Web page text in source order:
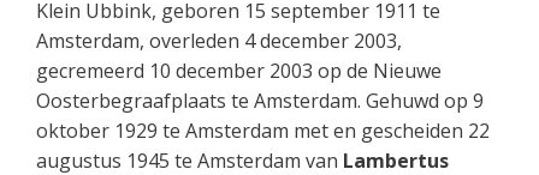
Klein Ubbink, geboren 15 september 1911 te
Amsterdam, overleden 4 december 2003,
gecremeerd 10 december 2003 op de Nieuwe
Oosterbegraafplaats te Amsterdam. Gehuwd op 9
oktober 1929 te Amsterdam met en gescheiden 22
augustus 1945 te Amsterdam van Lambertus